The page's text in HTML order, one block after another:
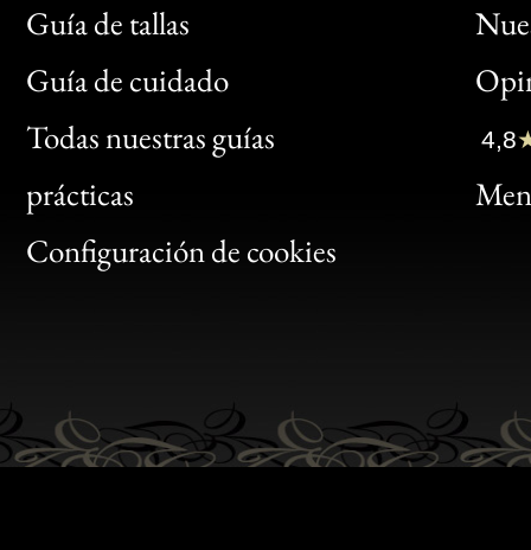
Guía de tallas
Guía de cuidado
Todas nuestras guías
prácticas
Configuración de cookies
Bon
Clic
Bon
4,8